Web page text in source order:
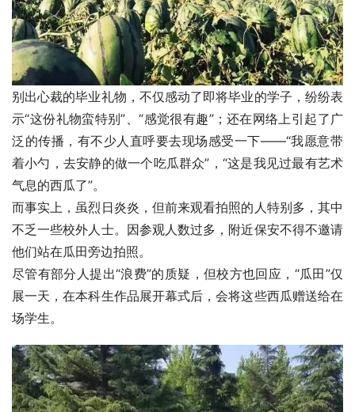
别出心裁的毕业礼物，不仅感动了即将毕业的学子，纷纷表
示“这份礼物蛮特别”、“感觉很有趣”；还在网络上引起了广
泛的传播，有不少人直呼要去现场感受一下——“我愿意带
着小勺，去安静的做一个吃瓜群众”，“这是我见过最有艺术
气息的西瓜了”。
而事实上，虽烈日炎炎，但前来观看拍照的人特别多，其中
不乏一些校外人士。因参观人数过多，附近保安不得不邀请
他们站在瓜田旁边拍照。
尽管有部分人提出“浪费”的质疑，但校方也回应，“瓜田”仅
展一天，在本科生作品展开幕式后，会将这些西瓜赠送给在
场学生。